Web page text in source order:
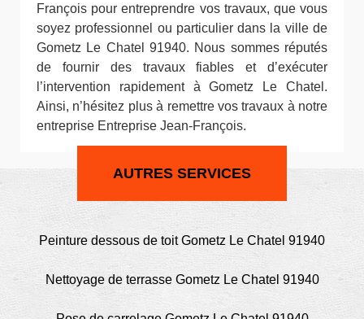
François pour entreprendre vos travaux, que vous
soyez professionnel ou particulier dans la ville de
Gometz Le Chatel 91940. Nous sommes réputés
de fournir des travaux fiables et d’exécuter
l’intervention rapidement à Gometz Le Chatel.
Ainsi, n’hésitez plus à remettre vos travaux à notre
entreprise Entreprise Jean-François.
AUTRES SERVICES
Peinture dessous de toit Gometz Le Chatel 91940
Nettoyage de terrasse Gometz Le Chatel 91940